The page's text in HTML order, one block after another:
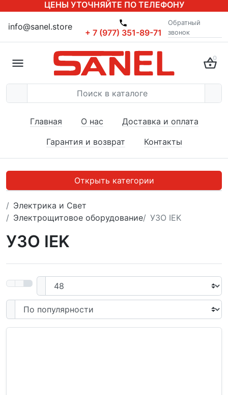
ЦЕНЫ УТОЧНЯЙТЕ ПО ТЕЛЕФОНУ
info@sanel.store
+ 7 (977) 351-89-71
Обратный
звонок
0
Главная О нас
Доставка и оплата
Гарантия и возврат
Контакты
Открыть категории
Электрика и Свет
Электрощитовое оборудование
УЗО IEK
УЗО IEK